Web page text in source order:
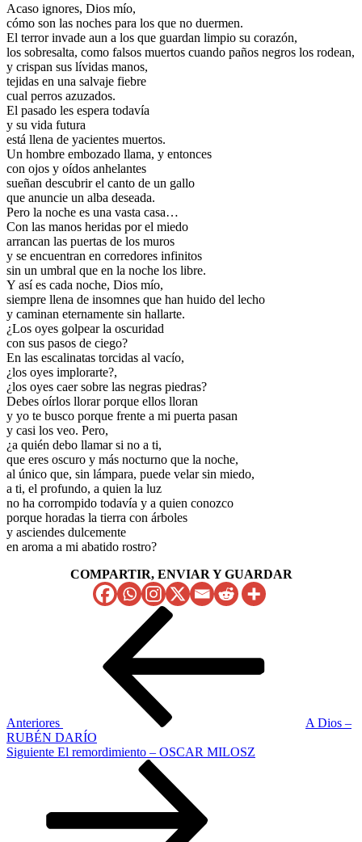
Acaso ignores, Dios mío,
cómo son las noches para los que no duermen.
El terror invade aun a los que guardan limpio su corazón,
los sobresalta, como falsos muertos cuando paños negros los rodean,
y crispan sus lívidas manos,
tejidas en una salvaje fiebre
cual perros azuzados.
El pasado les espera todavía
y su vida futura
está llena de yacientes muertos.
Un hombre embozado llama, y entonces
con ojos y oídos anhelantes
sueñan descubrir el canto de un gallo
que anuncie un alba deseada.
Pero la noche es una vasta casa…
Con las manos heridas por el miedo
arrancan las puertas de los muros
y se encuentran en corredores infinitos
sin un umbral que en la noche los libre.
Y así es cada noche, Dios mío,
siempre llena de insomnes que han huido del lecho
y caminan eternamente sin hallarte.
¿Los oyes golpear la oscuridad
con sus pasos de ciego?
En las escalinatas torcidas al vacío,
¿los oyes implorarte?,
¿los oyes caer sobre las negras piedras?
Debes oírlos llorar porque ellos lloran
y yo te busco porque frente a mi puerta pasan
y casi los veo. Pero,
¿a quién debo llamar si no a ti,
que eres oscuro y más nocturno que la noche,
al único que, sin lámpara, puede velar sin miedo,
a ti, el profundo, a quien la luz
no ha corrompido todavía y a quien conozco
porque horadas la tierra con árboles
y asciendes dulcemente
en aroma a mi abatido rostro?
COMPARTIR, ENVIAR Y GUARDAR
Anteriores
A Dios –
RUBÉN DARÍO
Siguiente
Siguiente El remordimiento – OSCAR MILOSZ